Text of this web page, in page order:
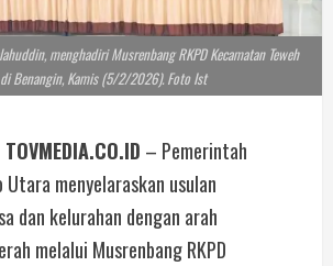
menghadiri Musrenbang RKPD Kecamatan Teweh
Benangin, Kamis (5/2/2026). Foto Ist
– Pemerintah
menyelaraskan usulan
dan kelurahan dengan arah
melalui Musrenbang RKPD